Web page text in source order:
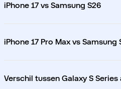
iPhone 17 vs Samsung S26
iPhone 17 Pro Max vs Samsung
Verschil tussen Galaxy S Series